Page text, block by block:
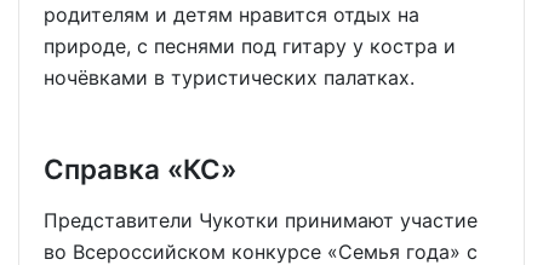
родителям и детям нравится отдых на
природе, с песнями под гитару у костра и
ночёвками в туристических палатках.
Справка «КС»
Представители Чукотки принимают участие
во Всероссийском конкурсе «Семья года» с